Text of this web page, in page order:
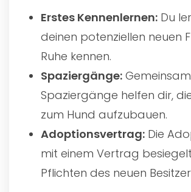
Erstes Kennenlernen: Du
deinen potenziellen neuen
Ruhe kennen.
Spaziergänge:
Spaziergänge helfen dir,
zum Hund aufzubauen.
Adoptionsvertrag: Die
mit einem Vertrag
Pflichten des neuen